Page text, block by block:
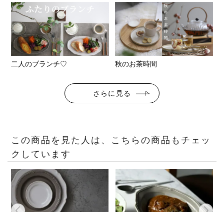
二人のブランチ♡ 秋のお茶時間
さらに見る
この商品を見た人は、こちらの商品もチェッ
クしています